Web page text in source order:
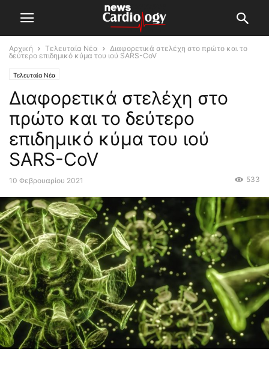
Αρχική Τελευταία Νέα
Διαφορετικά στελέχη στο πρώτο και το
δεύτερο επιδημικό κύμα του ιού SARS-CoV
Τελευταία Νέα
Διαφορετικά στελέχη στο
πρώτο και το δεύτερο
επιδημικό κύμα του ιού
SARS-CoV
10 Φεβρουαρίου 2021 533